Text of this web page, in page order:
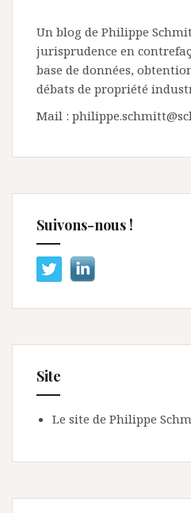
Un blog de Philippe
jurisprudence en
base de données,
débats de propriété
Mail :
Suivons-nous !
Site
Le site de Philippe